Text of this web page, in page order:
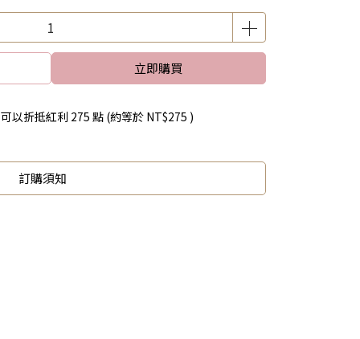
立即購買
以折抵紅利 275 點 (約等於 NT$275 )
訂購須知